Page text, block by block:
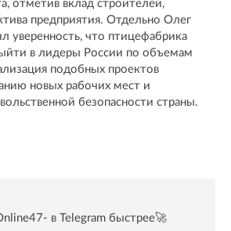
отметив вклад строителей,
предприятия. Отдельно Олег
уверенность, что птицефабрика
в лидеры России по объемам
подобных проектов
новых рабочих мест и
безопасности страны.
в Telegram быстрее🚀